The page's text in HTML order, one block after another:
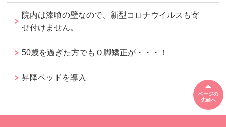
院内は漆喰の壁なので、新型コロナウイルスも寄
せ付けません。
50歳を過ぎた方でもＯ脚矯正が・・・！
昇降ベッドを導入
ページの
先頭へ